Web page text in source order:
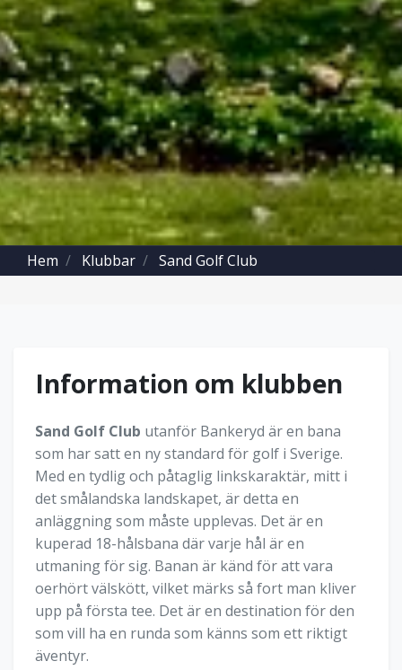
Hem Klubbar Sand Golf Club
Information om klubben
Sand Golf Club utanför Bankeryd är en bana
som har satt en ny standard för golf i Sverige.
Med en tydlig och påtaglig linkskaraktär, mitt i
det smålandska landskapet, är detta en
anläggning som måste upplevas. Det är en
kuperad 18-hålsbana där varje hål är en
utmaning för sig. Banan är känd för att vara
oerhört välskött, vilket märks så fort man kliver
upp på första tee. Det är en destination för den
som vill ha en runda som känns som ett riktigt
äventyr.